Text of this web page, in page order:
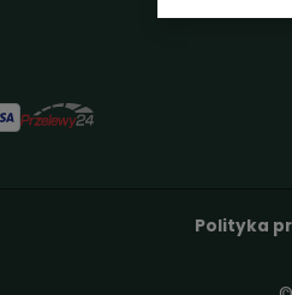
Polityka